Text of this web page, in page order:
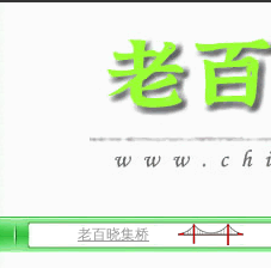
老百晓集桥